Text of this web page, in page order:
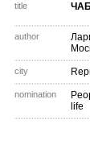
title
author
city
nomination
life